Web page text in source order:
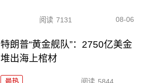
阅读 7131 08-06
特朗普“黄金舰队”：2750亿美金
堆出海上棺材